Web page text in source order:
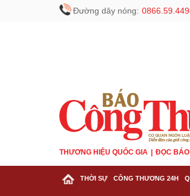
Đường dây nóng:
THƯƠNG HIỆU QUỐC GIA ĐỌC BÁO
THỜI SỰ CÔNG THƯƠNG 24H